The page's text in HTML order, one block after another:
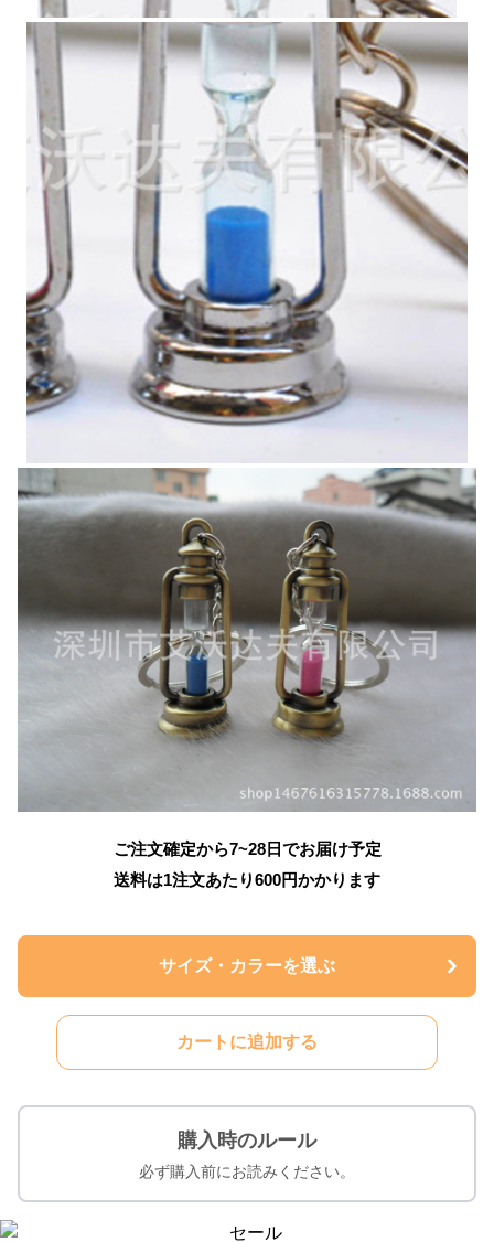
ご注文確定から7~28日でお届け予定
送料は1注文あたり600円かかります
サイズ・カラーを選ぶ
カートに追加する
購入時のルール
必ず購入前にお読みください。